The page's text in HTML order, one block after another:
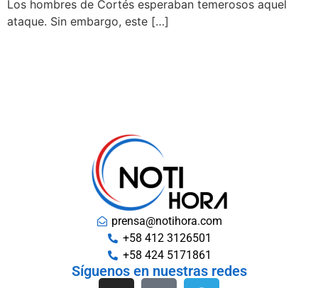
Los hombres de Cortés esperaban temerosos aquel
ataque. Sin embargo, este […]
prensa@notihora.com
+58 412 3126501
+58 424 5171861
Síguenos en nuestras redes